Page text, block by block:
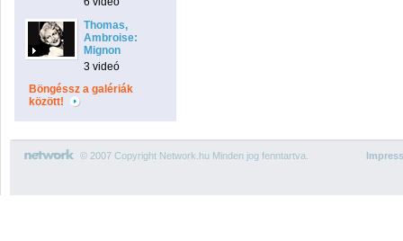
Thomas,
Ambroise:
Mignon
3 videó
Böngéssz a galériák
között!
© 2007 Copyright Network.hu Minden jog fenntartva.